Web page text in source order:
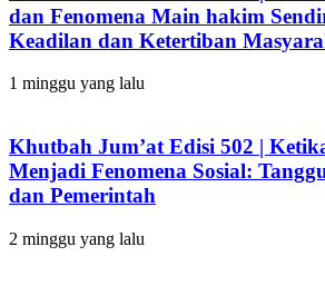
dan Fenomena Main hakim
Keadilan dan Ketertiban
1 minggu yang lalu
Khutbah Jum’at Edisi 502 |
Menjadi Fenomena Sosial:
dan Pemerintah
2 minggu yang lalu